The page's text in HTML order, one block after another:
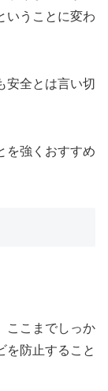
いうことに変わ
安全とは言い切
を強くおすすめ
ここまでしっか
を防止すること